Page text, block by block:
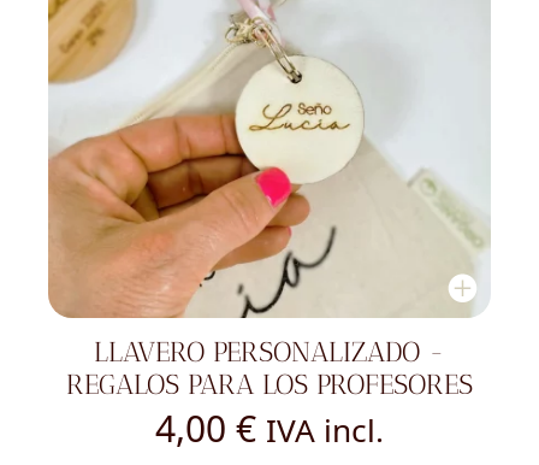
LLAVERO PERSONALIZADO -
REGALOS PARA LOS PROFESORES
4,00 € IVA incl.